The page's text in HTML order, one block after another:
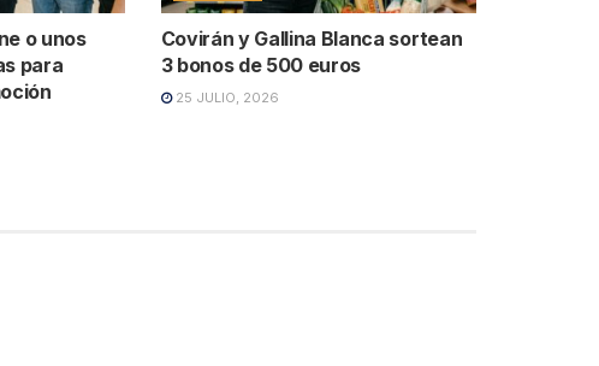
o unos
para
Covirán y Gallina Blanca sortean
3 bonos de 500 euros
25 JULIO, 2026